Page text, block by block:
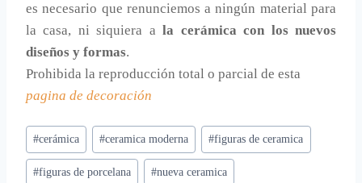
es necesario que renunciemos a ningún material para
la casa, ni siquiera ala cerámica con los nuevos
diseños y formas.
Prohibida la reproducción total o parcial de esta
pagina de decoración
Etiquetas
de
la
#cerámica #ceramica moderna #figuras de ceramica
#figuras de porcelana #nueva ceramica